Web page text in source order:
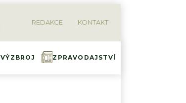
REDAKCE KONTAKT
VÝZBROJ ZPRAVODAJSTVÍ